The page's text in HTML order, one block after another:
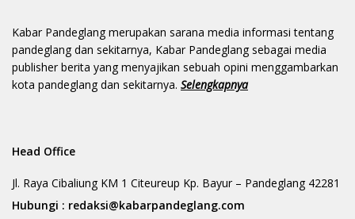
Kabar Pandeglang merupakan sarana media informasi tentang
pandeglang dan sekitarnya, Kabar Pandeglang sebagai media
publisher berita yang menyajikan sebuah opini menggambarkan
kota pandeglang dan sekitarnya. Selengkapnya
Head Office
Jl. Raya Cibaliung KM 1 Citeureup Kp. Bayur – Pandeglang 42281
Hubungi : redaksi@kabarpandeglang.com